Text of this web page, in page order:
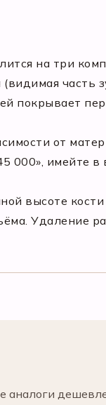
на три
часть
покрывает
от
000», имейте в
высоте
Удаление